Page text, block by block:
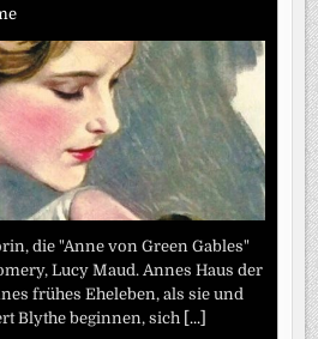
die "Anne von Green Gables"
Lucy Maud. Annes Haus der
frühes Eheleben, als sie und
Blythe beginnen, sich [...]